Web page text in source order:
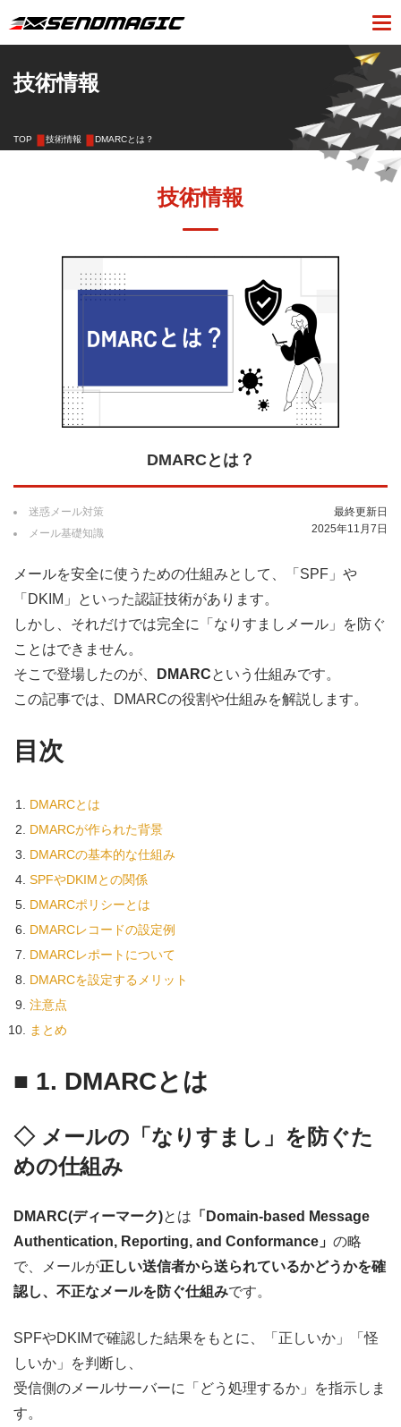
技術情報
TOP 技術情報 DMARCとは？
技術情報
DMARCとは？
迷惑メール対策
メール基礎知識
最終更新日
2025年11月7日
メールを安全に使うための仕組みとして、「SPF」や
「DKIM」といった認証技術があります。
しかし、それだけでは完全に「なりすましメール」を防ぐ
ことはできません。
そこで登場したのが、
DMARCという仕組みです。
この記事では、DMARCの役割や仕組みを解説します。
目次
DMARCとは
DMARCが作られた背景
DMARCの基本的な仕組み
SPFやDKIMとの関係
DMARCポリシーとは
DMARCレコードの設定例
DMARCレポートについて
DMARCを設定するメリット
注意点
まとめ
■ 1. DMARCとは
◇ メールの「なりすまし」を防ぐた
めの仕組み
DMARC(ディーマーク)とは 「Domain-based Message
Authentication, Reporting, and Conformance」 の略
で、メールが正しい送信者から送られているかどうかを確
認し、不正なメールを防ぐ仕組みです。
SPFやDKIMで確認した結果をもとに、「正しいか」「怪
しいか」を判断し、
受信側のメールサーバーに「どう処理するか」を指示しま
す。